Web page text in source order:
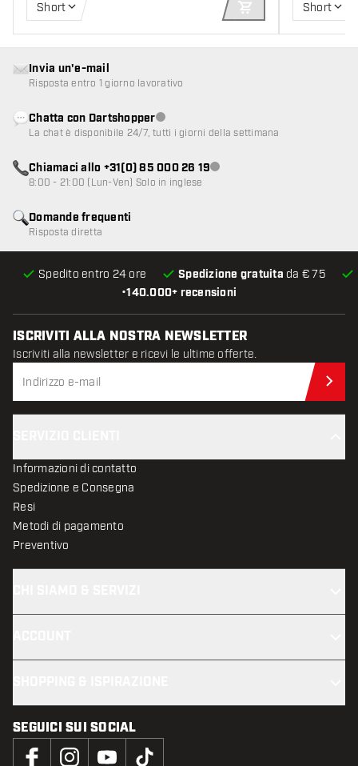
Short
AGGIUNGI AL
Short
•140.000+ recensioni
Spedito entro 24 ore Spedizione gratuita da € 75
Domande frequenti
Risposta diretta
Invia un'e-mail
Risposta entro 1 giorno lavorativo
Chatta con DartshopperServizio clienti non disponibile
La chat è disponibile 24/7, tutti i giorni della settimana
Chiamaci allo +31(0) 85 000 26 19Servizio clienti non disponibile
8:00 - 21:00 (Lun-Ven) Solo in inglese
ISCRIVITI ALLA NOSTRA NEWSLETTER
Iscriviti alla newsletter e ricevi le ultime offerte.
Informazioni di contatto
Spedizione e Consegna
Resi
Metodi di pagamento
Preventivo
SEGUICI SUI SOCIAL